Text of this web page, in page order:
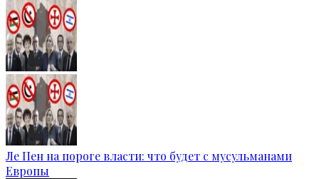
Ле Пен на пороге власти: что будет с мусульманами
Европы